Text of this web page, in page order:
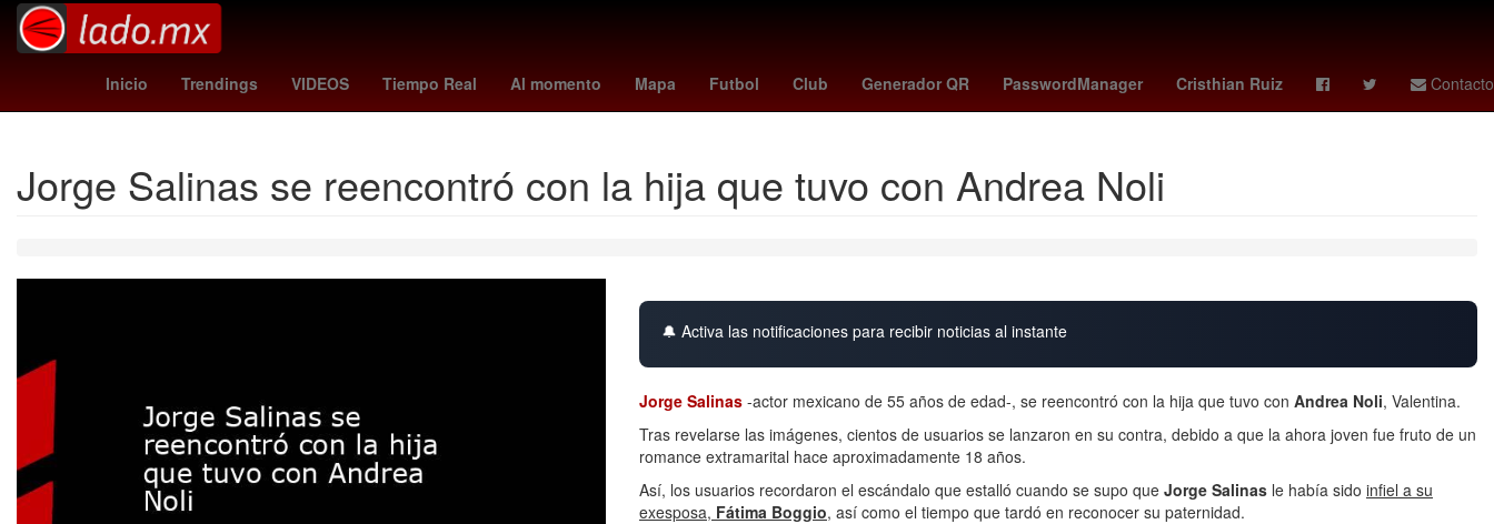
Inicio Trendings VIDEOS Tiempo Real Al momento Mapa Futbol Club Generador QR PasswordManager Cristhian Ruiz Contacto
miami vs san luis Argentina Aguascalientes Perú Pago Brasil HBO Inmueble Club Atlético Peñarol Amenaza
Jorge Salinas se reencontró con la hija que tuvo con Andrea Noli
🔔 Activa las notificaciones para recibir noticias al instante
Jorge Salinas -actor mexicano de 55 años de edad-, se reencontró con la hija que tuvo con Andrea Noli, Valentina.
Tras revelarse las imágenes, cientos de usuarios se lanzaron en su contra, debido a que la ahora joven fue fruto de un
romance extramarital hace aproximadamente 18 años.
Así, los usuarios recordaron el escándalo que estalló cuando se supo que Jorge Salinas le había sido infiel a su
exesposa, Fátima Boggio, así como el tiempo que tardó en reconocer su paternidad.